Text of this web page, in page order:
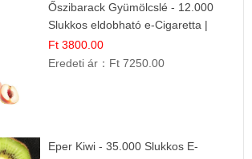
Őszibarack Gyümölcslé - 12.000
Slukkos eldobható e-Cigaretta |
Friss Gyümölcs Íz
Ft 3800.00
Eredeti ár： Ft 7250.00
Eper Kiwi - 35.000 Slukkos E-